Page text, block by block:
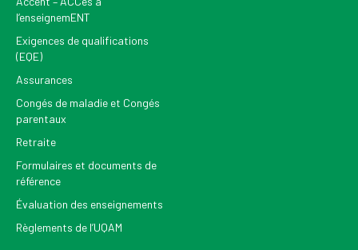
l’enseignemENT
Exigences de qualifications
(EQE)
Assurances
Congés de maladie et Congés
parentaux
Retraite
Formulaires et documents de
référence
Évaluation des enseignements
Règlements de l’UQAM